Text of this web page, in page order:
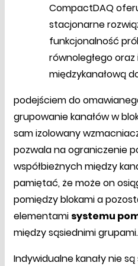
CompactDAQ
stacjonarne
funkcjonalność
równoległego oraz
międzykanałową
podejściem do
grupowanie kanałów w
sam izolowany
pozwala na ograniczenie
współbieżnych między
pamiętać, że może on
pomiędzy blokami a
elementami systemu
między sąsiednimi grupami.
Indywidualne kanały nie